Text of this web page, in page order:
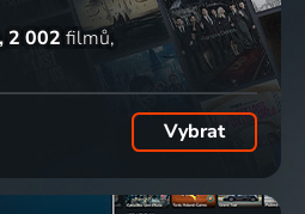
2 002 filmů
Vybrat